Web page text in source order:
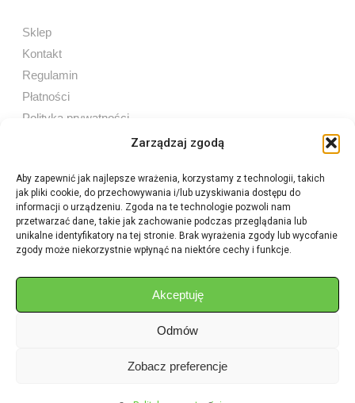
Zarządzaj zgodą
Aby zapewnić jak najlepsze wrażenia, korzystamy z technologii, takich
jak pliki cookie, do przechowywania i/lub uzyskiwania dostępu do
informacji o urządzeniu. Zgoda na te technologie pozwoli nam
przetwarzać dane, takie jak zachowanie podczas przeglądania lub
unikalne identyfikatory na tej stronie. Brak wyrażenia zgody lub wycofanie
zgody może niekorzystnie wpłynąć na niektóre cechy i funkcje.
Akceptuję
Odmów
Zobacz preferencje
Sklep
Kontakt
Regulamin
Płatności
Polityka prywatności
Sprzedaż internetowa
Tel:605 603 753
Sprzedaż detaliczna
aukcje.agrohurt@gmail.com